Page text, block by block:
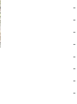
-
-
-
-
-
-
-
-